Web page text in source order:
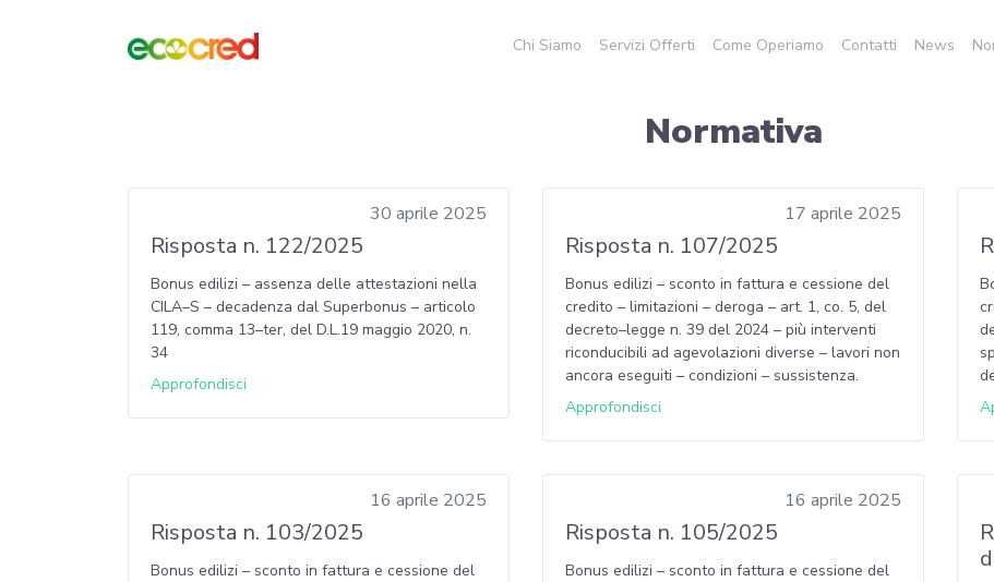
Chi Siamo Servizi Offerti Come Operiamo Contatti News
Normativa
30 aprile 2025
Risposta n. 122/2025
Bonus edilizi – assenza delle attestazioni nella
CILA–S – decadenza dal Superbonus – articolo
119, comma 13–ter, del D.L.19 maggio 2020, n.
34
Approfondisci
17 aprile 2025
Risposta n. 107/2025
Bonus edilizi – sconto in fattura e cessione del
credito – limitazioni – deroga – art. 1, co. 5, del
decreto–legge n. 39 del 2024 – più interventi
riconducibili ad agevolazioni diverse – lavori non
ancora eseguiti – condizioni – sussistenza.
Approfondisci
16 aprile 2025
Risposta n. 103/2025
Bonus edilizi – sconto in fattura e cessione del
16 aprile 2025
Risposta n. 105/2025
Bonus edilizi – sconto in fattura e cessione del